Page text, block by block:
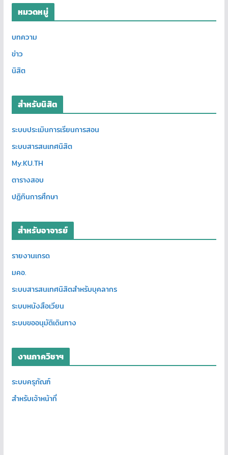
หมวดหมู่
บทความ
ข่าว
นิสิต
สำหรับนิสิต
ระบบประเมินการเรียนการสอน
ระบบสารสนเทศนิสิต
My.KU.TH
ตารางสอบ
ปฏิทินการศึกษา
สำหรับอาจารย์
รายงานเกรด
มคอ.
ระบบสารสนเทศนิสิตสำหรับบุคลากร
ระบบหนังสือเวียน
ระบบขออนุมัติเดินทาง
งานภาควิชาฯ
ระบบครุภัณฑ์
สำหรับเจ้าหน้าที่